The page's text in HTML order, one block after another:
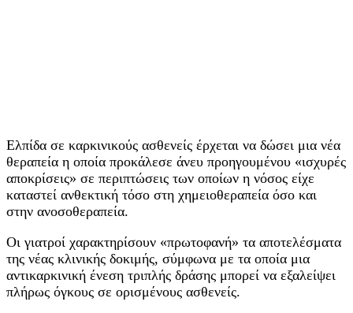
Ελπίδα σε καρκινικούς ασθενείς έρχεται να δώσει μια νέα
θεραπεία η οποία προκάλεσε άνευ προηγουμένου «ισχυρές
αποκρίσεις» σε περιπτώσεις των οποίων η νόσος είχε
καταστεί ανθεκτική τόσο στη χημειοθεραπεία όσο και
στην ανοσοθεραπεία.
Οι γιατροί χαρακτηρίσουν «πρωτοφανή» τα αποτελέσματα
της νέας κλινικής δοκιμής, σύμφωνα με τα οποία μια
αντικαρκινική ένεση τριπλής δράσης μπορεί να εξαλείψει
πλήρως όγκους σε ορισμένους ασθενείς.